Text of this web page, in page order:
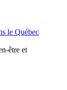
le Québec
être et